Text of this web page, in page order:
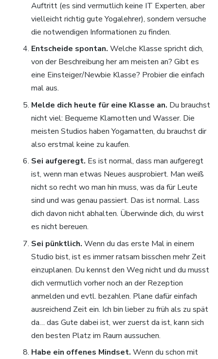
Auftritt (es sind vermutlich keine IT Experten, aber
vielleicht richtig gute Yogalehrer), sondern versuche
die notwendigen Informationen zu finden.
Entscheide spontan. Welche Klasse spricht dich,
von der Beschreibung her am meisten an? Gibt es
eine Einsteiger/Newbie Klasse? Probier die einfach
mal aus.
Melde dich heute für eine Klasse an. Du brauchst
nicht viel: Bequeme Klamotten und Wasser. Die
meisten Studios haben Yogamatten, du brauchst dir
also erstmal keine zu kaufen.
Sei aufgeregt. Es ist normal, dass man aufgeregt
ist, wenn man etwas Neues ausprobiert. Man weiß
nicht so recht wo man hin muss, was da für Leute
sind und was genau passiert. Das ist normal. Lass
dich davon nicht abhalten. Überwinde dich, du wirst
es nicht bereuen.
Sei pünktlich. Wenn du das erste Mal in einem
Studio bist, ist es immer ratsam bisschen mehr Zeit
einzuplanen. Du kennst den Weg nicht und du musst
dich vermutlich vorher noch an der Rezeption
anmelden und evtl. bezahlen. Plane dafür einfach
ausreichend Zeit ein. Ich bin lieber zu früh als zu spät
da… das Gute dabei ist, wer zuerst da ist, kann sich
den besten Platz im Raum aussuchen.
Habe ein offenes Mindset. Wenn du schon mit